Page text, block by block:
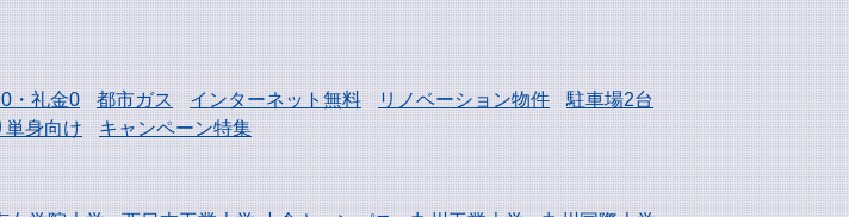
・礼金0 都市ガス インターネット無料 リノベーション物件
駐車場2台
単身向け キャンペーン特集